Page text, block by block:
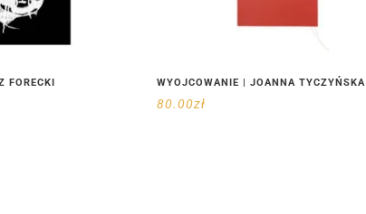
FORECKI WYOJCOWANIE | JOANNA TYCZYŃSKA
80.00zł